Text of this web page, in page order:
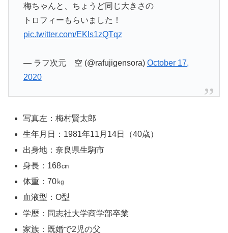
梅ちゃんと、ちょうど同じ大きさの
トロフィーもらいました！
pic.twitter.com/EKls1zQTqz
— ラフ次元 空 (@rafujigensora) October 17,
2020
写真左：梅村賢太郎
生年月日：1981年11月14日（40歳）
出身地：奈良県生駒市
身長：168㎝
体重：70㎏
血液型：O型
学歴：同志社大学商学部卒業
家族：既婚で2児の父